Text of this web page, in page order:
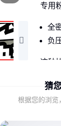
专用
全
负
这种
二、
粉料
猜
根据您的浏览